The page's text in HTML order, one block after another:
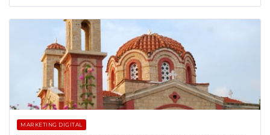
MARKETING DIGITAL